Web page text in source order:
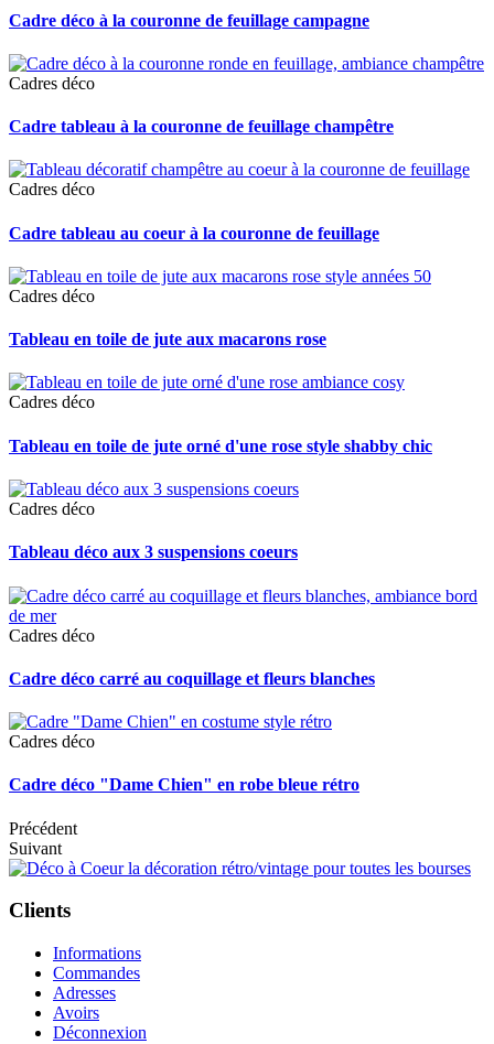
Cadre déco à la couronne de feuillage campagne
Cadres déco
Cadre tableau à la couronne de feuillage champêtre
Cadres déco
Cadre tableau au coeur à la couronne de feuillage
Cadres déco
Tableau en toile de jute aux macarons rose
Cadres déco
Tableau en toile de jute orné d'une rose style shabby chic
Cadres déco
Tableau déco aux 3 suspensions coeurs
Cadres déco
Cadre déco carré au coquillage et fleurs blanches
Cadres déco
Cadre déco "Dame Chien" en robe bleue rétro
Précédent
Suivant
Clients
Informations
Commandes
Adresses
Avoirs
Déconnexion